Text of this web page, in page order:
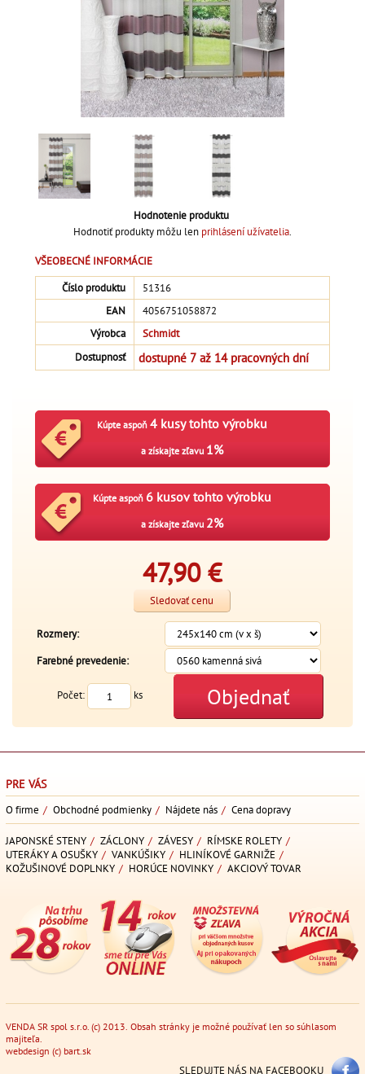
Hodnotenie produktu
Hodnotiť produkty môžu len prihlásení užívatelia.
VŠEOBECNÉ INFORMÁCIE
Číslo produktu
51316
EAN
4056751058872
Výrobca
Schmidt
Dostupnosť
dostupné 7 až 14 pracovných dní
Kúpte aspoň4 kusy tohto výrobku
a získajte zľavu 1%
Kúpte aspoň 6 kusov tohto výrobku
a získajte zľavu 2%
47,90€
Sledovať cenu
Rozmery:
Farebné prevedenie:
Počet: ks Objednať
PRE VÁS
O firme / Obchodné podmienky / Nájdete nás / Cena dopravy
JAPONSKÉ STENY / ZÁCLONY / ZÁVESY / RÍMSKE ROLETY /
UTERÁKY A OSUŠKY / VANKÚŠIKY / HLINÍKOVÉ GARNIŽE /
KOŽUŠINOVÉ DOPLNKY / HORÚCE NOVINKY / AKCIOVÝ TOVAR
VENDA SR spol s.r.o. (c) 2013. Obsah stránky je možné používať len so súhlasom
majiteľa.
webdesign (c) bart.sk
SLEDUJTE NÁS NA FACEBOOKU